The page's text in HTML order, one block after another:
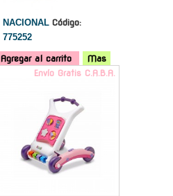
NACIONAL Código:
775252
Agregar al carrito
Mas
Envío Gratis C.A.B.A.